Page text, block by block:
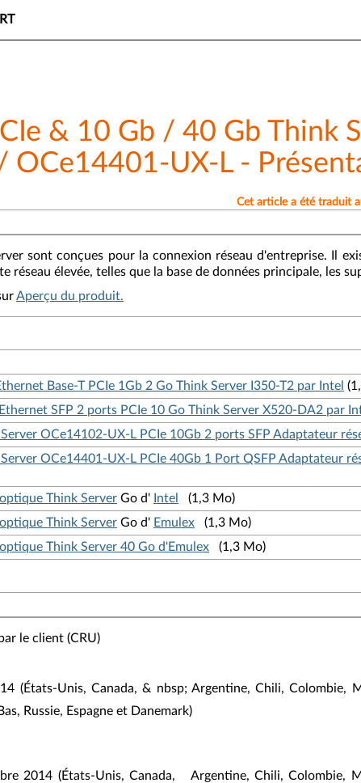
& 10 Gb / 40 Gb Think
OCe14401-UX-L -
Cet article a été traduit
sont conçues pour la connexion réseau d'entreprise. Il
réseau élevée, telles que la base de données principale, les
Aperçu du produit.
Base-T PCIe 1Gb 2 Go Think Server I350-T2 par Intel
SFP 2 ports PCIe 10 Go Think Server X520-DA2 par
OCe14102-UX-L PCIe 10Gb 2 ports SFP Adaptateur
OCe14401-UX-L PCIe 40Gb 1 Port QSFP Adaptateur
Think Server Go d' Intel (1,3 Mo)
Think Server Go d' Emulex (1,3 Mo)
Think Server 40 Go d'Emulex (1,3 Mo)
le client (CRU)
(États-Unis, Canada, & nbsp; Argentine, Chili, Colombie,
Russie, Espagne et Danemark)
2014 (États-Unis, Canada, Argentine, Chili, Colombie,